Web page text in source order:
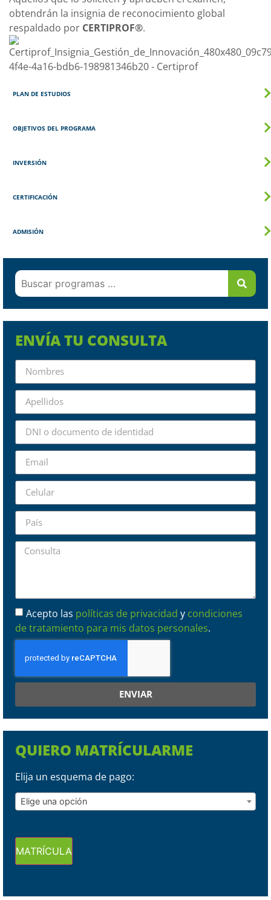
obtendrán la insignia de reconocimiento global
respaldado por CERTIPROF®.
PLAN DE ESTUDIOS
OBJETIVOS DEL PROGRAMA
INVERSIÓN
CERTIFICACIÓN
ADMISIÓN
ENVÍA TU CONSULTA
Acepto las políticas de privacidad y condiciones
de tratamiento para mis datos personales.
ENVIAR
QUIERO MATRÍCULARME
Elija un esquema de pago:
Elige una opción
MATRÍCULA